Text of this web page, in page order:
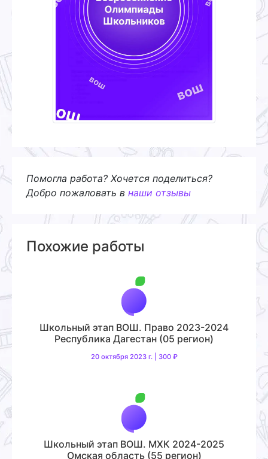
Помогла работа? Хочется поделиться?
Добро пожаловать в наши отзывы
Похожие работы
Школьный этап ВОШ. Право 2023-2024
Республика Дагестан (05 регион)
20 октября 2023 г. | 300 ₽
Школьный этап ВОШ. МХК 2024-2025
Омская область (55 регион)